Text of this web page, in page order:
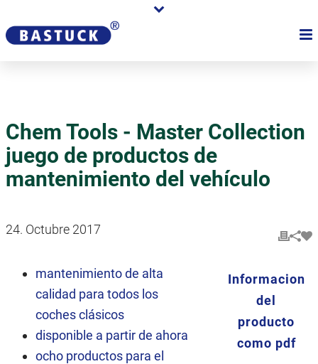
Chem Tools - Master Collection
juego de productos de
mantenimiento del vehículo
24. Octubre 2017
mantenimiento de alta
calidad para todos los
coches clásicos
disponible a partir de ahora
ocho productos para el
Informacion
del
producto
como pdf